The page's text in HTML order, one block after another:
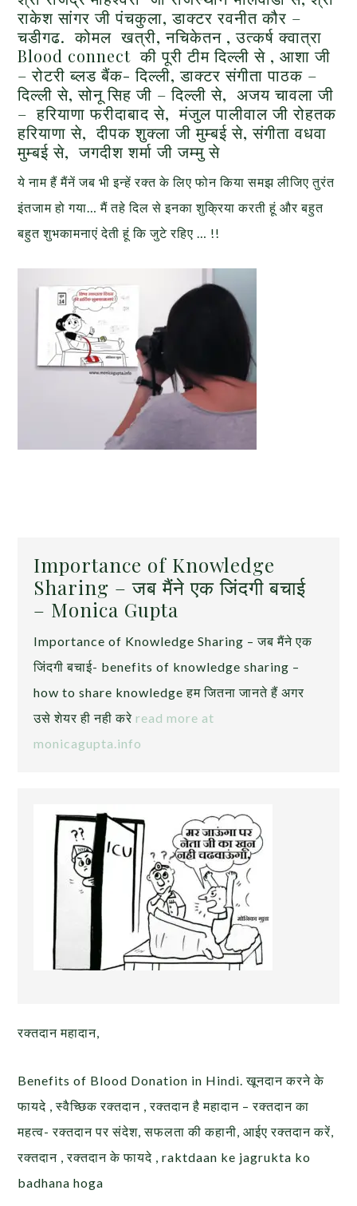
राकेश सांगर जी पंचकुला, डाक्टर रवनीत कौर –
चडीगढ. कोमल खत्री, नचिकेतन , उत्कर्ष क्वात्रा
Blood connect की पूरी टीम दिल्ली से , आशा जी
– रोटरी ब्लड बैंक- दिल्ली, डाक्टर संगीता पाठक –
दिल्ली से, सोनू सिह जी – दिल्ली से, अजय चावला जी
– हरियाणा फरीदाबाद से, मंजुल पालीवाल जी रोहतक
हरियाणा से, दीपक शुक्ला जी मुम्बई से, संगीता वधवा
मुम्बई से, जगदीश शर्मा जी जम्मु से
ये नाम हैं मैंनें जब भी इन्हें रक्त के लिए फोन किया समझ लीजिए तुरंत
इंतजाम हो गया… मैं तहे दिल से इनका शुक्रिया करती हूं और बहुत
बहुत शुभकामनाएं देती हूं कि जुटे रहिए … !!
Importance of Knowledge
Sharing – जब मैंने एक जिंदगी बचाई
– Monica Gupta
Importance of Knowledge Sharing – जब मैंने एक
जिंदगी बचाई- benefits of knowledge sharing –
how to share knowledge हम जितना जानते हैं अगर
उसे शेयर ही नही करे read more at
monicagupta.info
रक्तदान महादान,
Benefits of Blood Donation in Hindi. खूनदान करने के
फायदे , स्वैच्छिक रक्तदान , रक्तदान है महादान – रक्तदान का
महत्व- रक्तदान पर संदेश, सफलता की कहानी, आईए रक्तदान करें,
रक्तदान , रक्तदान के फायदे , raktdaan ke jagrukta ko
badhana hoga